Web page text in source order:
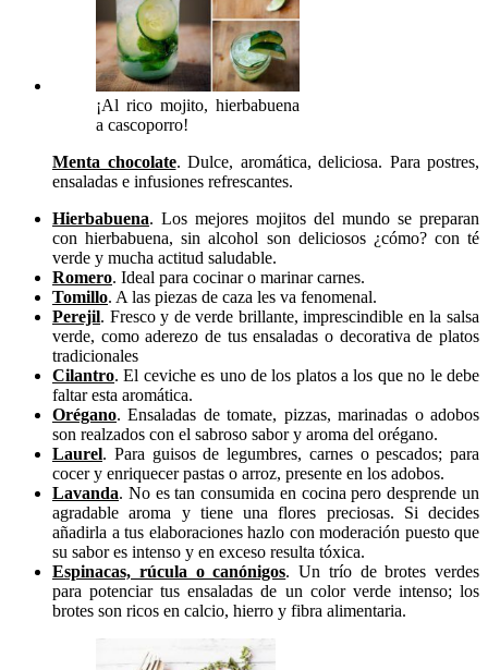
¡Al rico mojito, hierbabuena
a cascoporro!
Menta chocolate. Dulce, aromática, deliciosa. Para postres,
ensaladas e infusiones refrescantes.
Hierbabuena. Los mejores mojitos del mundo se preparan
con hierbabuena, sin alcohol son deliciosos ¿cómo? con té
verde y mucha actitud saludable.
Romero. Ideal para cocinar o marinar carnes.
Tomillo. A las piezas de caza les va fenomenal.
Perejil. Fresco y de verde brillante, imprescindible en la salsa
verde, como aderezo de tus ensaladas o decorativa de platos
tradicionales
Cilantro. El ceviche es uno de los platos a los que no le debe
faltar esta aromática.
Orégano. Ensaladas de tomate, pizzas, marinadas o adobos
son realzados con el sabroso sabor y aroma del orégano.
Laurel. Para guisos de legumbres, carnes o pescados; para
cocer y enriquecer pastas o arroz, presente en los adobos.
Lavanda. No es tan consumida en cocina pero desprende un
agradable aroma y tiene una flores preciosas. Si decides
añadirla a tus elaboraciones hazlo con moderación puesto que
su sabor es intenso y en exceso resulta tóxica.
Espinacas, rúcula o canónigos. Un trío de brotes verdes
para potenciar tus ensaladas de un color verde intenso; los
brotes son ricos en calcio, hierro y fibra alimentaria.